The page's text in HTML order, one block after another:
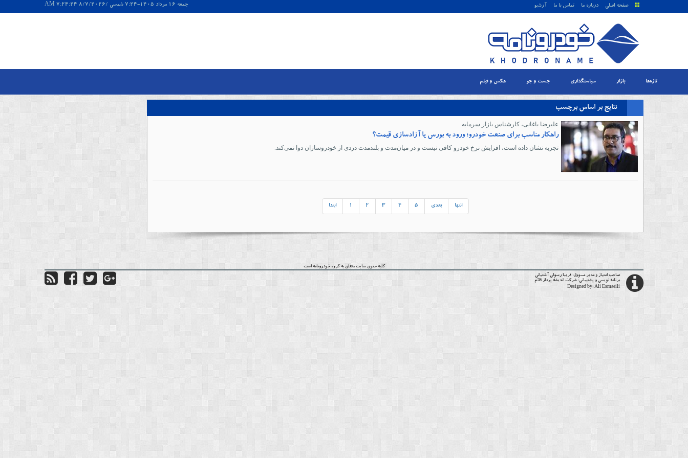
صفحه اصلی درباره ما تماس با ما آرشیو جمعه 16 مرداد 1405-7:24 شمسی /8/7/2026 7:24:24 AM
سیاستگذاری بازار تازه‌ها عکس و فیلم جست و جو
نتایج بر اساس برچسب
علیرضا باغانی، کارشناس بازار سرمایه
راهکار مناسب برای صنعت خودرو؛ ورود به بورس یا آزادسازی قیمت؟
تجربه نشان داده است، افزایش نرخ خودرو کافی نیست و در میان‌مدت و بلندمدت دردی از خودروسازان دوا نمی‌کند.
ابتدا 1 2 3 4 5 بعدی انتها
کلیه حقوق سایت متعلق به گروهخودرونامه است
صاحب امتیاز و مدیر مسوول: فریبا رسولی آشتیانی
برنامه نویسی و پشتیبانی: شرکت اندیشه پرداز قائم
Designed by: Ali Esmaeili